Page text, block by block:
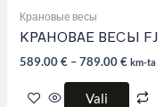
Крановые весы
КРАНОВАЕ ВЕСЫ FJ
589.00€ –789.00€ km-ta
Vali